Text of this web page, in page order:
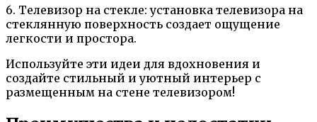
6. Телевизор на стекле: установка телевизора на
стеклянную поверхность создает ощущение
легкости и простора.
Используйте эти идеи для вдохновения и
создайте стильный и уютный интерьер с
размещенным на стене телевизором!